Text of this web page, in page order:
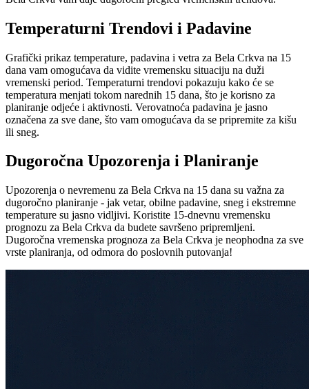
Temperaturni Trendovi i Padavine
Grafički prikaz temperature, padavina i vetra za Bela Crkva na 15
dana vam omogućava da vidite vremensku situaciju na duži
vremenski period. Temperaturni trendovi pokazuju kako će se
temperatura menjati tokom narednih 15 dana, što je korisno za
planiranje odjeće i aktivnosti. Verovatnoća padavina je jasno
označena za sve dane, što vam omogućava da se pripremite za kišu
ili sneg.
Dugoročna Upozorenja i Planiranje
Upozorenja o nevremenu za Bela Crkva na 15 dana su važna za
dugoročno planiranje - jak vetar, obilne padavine, sneg i ekstremne
temperature su jasno vidljivi. Koristite 15-dnevnu vremensku
prognozu za Bela Crkva da budete savršeno pripremljeni.
Dugoročna vremenska prognoza za Bela Crkva je neophodna za sve
vrste planiranja, od odmora do poslovnih putovanja!